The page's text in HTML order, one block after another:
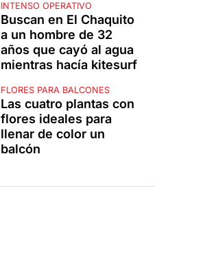
INTENSO OPERATIVO
Buscan en El Chaquito
a un hombre de 32
años que cayó al agua
mientras hacía kitesurf
FLORES PARA BALCONES
Las cuatro plantas con
flores ideales para
llenar de color un
balcón